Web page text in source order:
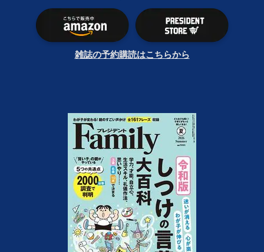
雑誌の予約購読はこちらから